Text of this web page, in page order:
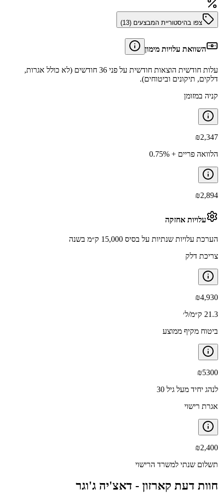
צפו בהיסטוריית המבצעים (13
)
השוואת עלויות מימון
עלות חודשית הוצאות חודשית על פני 36 חודשים (לא כולל אגרות,
דלקים, תיקונים וביטוחים).
קניה במזומן
₪2,347
הלוואה פריים + 0.75%
₪2,894
עלויות אחזקה
הערכת עלויות שנתיות על בסיס 15,000 ק״מ בשנה
צריכת דלק
₪4,930
21.3 ק״מ/ל׳
ביטוח מקיף ממוצע
₪5300
לנהג יחיד מעל גיל 30
אגרת רישוי
₪2,400
תשלום שנתי למשרד הרישוי
חוות דעת קארזון - דאצ'יה ג'וגר